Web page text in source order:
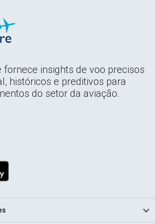
fornece insights de voo precisos
históricos e preditivos para
do setor da aviação.